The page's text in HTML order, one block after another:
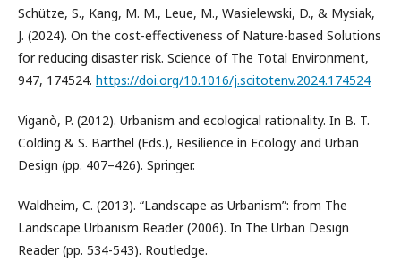
Schütze, S., Kang, M. M., Leue, M., Wasielewski, D., & Mysiak,
J. (2024). On the cost-effectiveness of Nature-based Solutions
for reducing disaster risk. Science of The Total Environment,
947, 174524. https://doi.org/10.1016/j.scitotenv.2024.174524
Viganò, P. (2012). Urbanism and ecological rationality. In B. T.
Colding & S. Barthel (Eds.), Resilience in Ecology and Urban
Design (pp. 407–426). Springer.
Waldheim, C. (2013). “Landscape as Urbanism”: from The
Landscape Urbanism Reader (2006). In The Urban Design
Reader (pp. 534-543). Routledge.